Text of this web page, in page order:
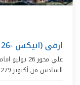
ARQA (ANNEX-26) - ارقى (انيكس -26 )
علي محور 26 يوليو امام غرب سوميد بعد تشيل أوت,
السادس من أكتوبر01127001279